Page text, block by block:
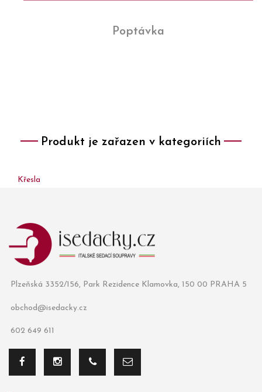
Poptávka
Produkt je zařazen v kategoriích
Křesla
Plzeňská 3352/156, Park Rezidence Klamovka, 150 00 PRAHA 5
obchod@isedacky.cz
602 649 611